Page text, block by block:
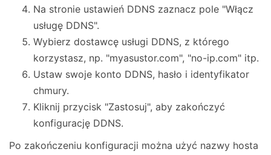
Na stronie ustawień DDNS zaznacz pole "Włącz
usługę DDNS".
Wybierz dostawcę usługi DDNS, z którego
korzystasz, np. "myasustor.com", "no-ip.com" itp.
Ustaw swoje konto DDNS, hasło i identyfikator
chmury.
Kliknij przycisk "Zastosuj", aby zakończyć
konfigurację DDNS.
Po zakończeniu konfiguracji można użyć nazwy hosta